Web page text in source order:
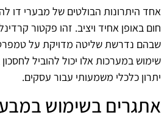
אחד היתרונות הבולטים של מבערי דו
חום באופן אחיד ויציב. זהו פקטור
שבהם נדרשת שליטה מדויקת על
שימוש במערכות אלו יכול להוביל
יתרון כלכלי משמעותי עבור עסקים.
אתגרים בשימוש